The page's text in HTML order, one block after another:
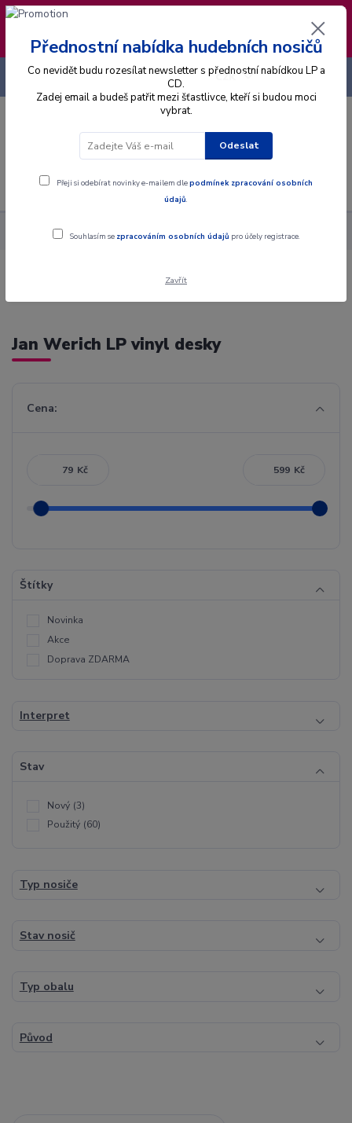
❣️ Od 4.8. do 13.8. čerpám dovolenou. Datum
expedice objednávek se posouvá na pátek
14.8.2026 🐋
Menu
CZK
+420 725 736 293
Hudební styly Mluvené slovo Jan Werich
Jan Werich LP vinyl desky
Cena:
Kč Kč
Štítky
Novinka
Akce
Doprava ZDARMA
Interpret
Stav
Nový (3)
Použitý (60)
Typ nosiče
Stav nosič
Typ obalu
Původ
Přednostní nabídka hudebních nosičů
Co nevidět budu rozesílat newsletter s přednostní nabídkou LP a
CD.
Zadej email a budeš patřit mezi šťastlivce, kteří si budou moci
vybrat.
Odeslat
Přeji si odebírat novinky e-mailem dlepodmínek zpracování osobních
údajů.
Souhlasím se zpracováním osobních údajů pro účely registrace.
Zavřít